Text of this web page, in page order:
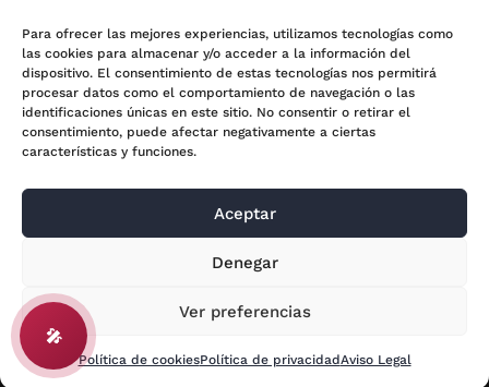
Para ofrecer las mejores experiencias, utilizamos tecnologías como
las cookies para almacenar y/o acceder a la información del
dispositivo. El consentimiento de estas tecnologías nos permitirá
procesar datos como el comportamiento de navegación o las
identificaciones únicas en este sitio. No consentir o retirar el
consentimiento, puede afectar negativamente a ciertas
características y funciones.
Aceptar
Denegar
Ver preferencias
Política de cookiesPolítica de privacidadAviso Legal
Categorías
Actualidad
Noticias Jurídicas
Subastas
Aviso Legal
🎤